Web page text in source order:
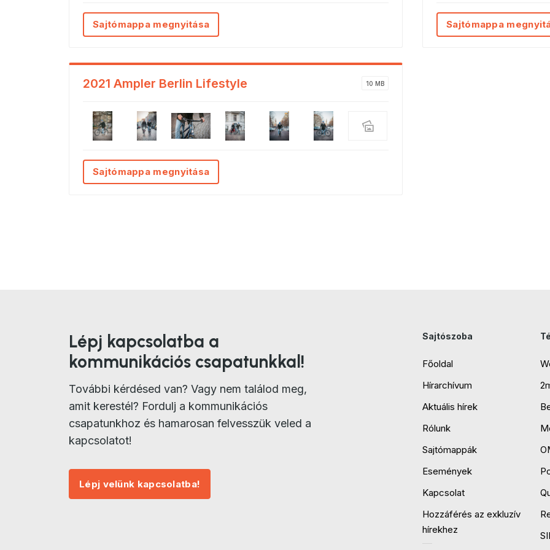
Sajtómappa megnyitása Sajtómappa
2021 Ampler Berlin Lifestyle 10 MB
Sajtómappa megnyitása
Lépj kapcsolatba a
kommunikációs csapatunkkal!
További kérdésed van? Vagy nem találod meg,
amit kerestél? Fordulj a kommunikációs
csapatunkhoz és hamarosan felvesszük veled a
kapcsolatot!
Lépj velünk kapcsolatba!
Sajtószoba
Főoldal
Hírarchívum
Aktuális hírek
Rólunk
Sajtómappák
Események
Kapcsolat
Hozzáférés az exkluzív
hírekhez